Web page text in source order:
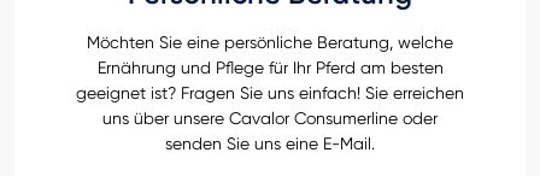
Möchten Sie eine persönliche Beratung, welche
Ernährung und Pflege für Ihr Pferd am besten
geeignet ist? Fragen Sie uns einfach! Sie erreichen
uns über unsere Cavalor Consumerline oder
senden Sie uns eine E-Mail.